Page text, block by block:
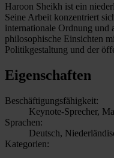
Haroon Sheikh ist ein
Seine Arbeit konzentriert
internationale Ordnung und
philosophische Einsichten
Politikgestaltung und der
Eigenschaften
Beschäftigungsfähigkeit:
Keynote-Sprecher,
Sprachen:
Deutsch,
Kategorien: